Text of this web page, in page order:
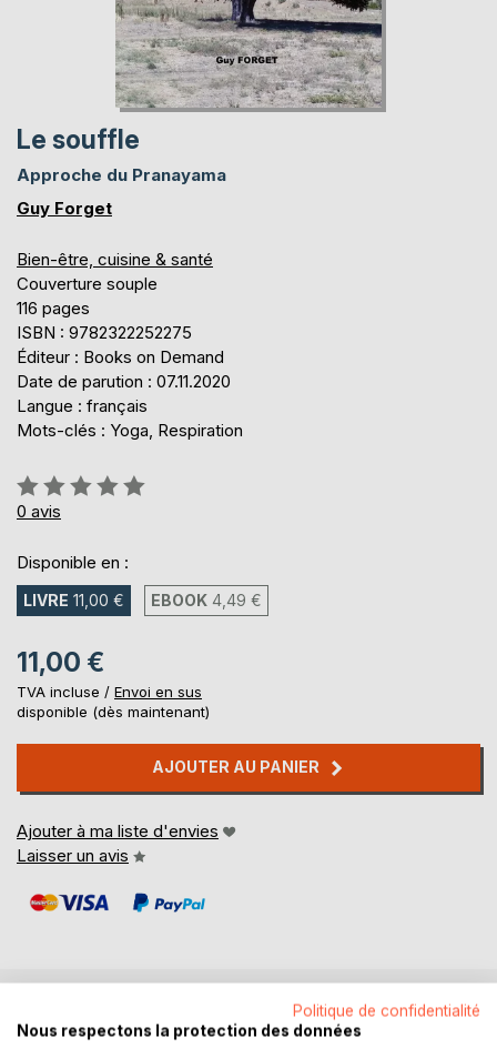
Le souffle
Approche du Pranayama
Guy Forget
Bien-être, cuisine & santé
Couverture souple
116 pages
ISBN : 9782322252275
Éditeur : Books on Demand
Date de parution : 07.11.2020
Langue : français
Mots-clés : Yoga, Respiration
Évaluation:
0%
0 avis
Disponible en :
LIVRE 11,00 € EBOOK 4,49 €
11,00 €
TVA incluse / Envoi en sus
disponible (dès maintenant)
AJOUTER AU PANIER
Ajouter à ma liste d'envies
Laisser un avis
DESCRIPTION
Politique de confidentialité
Nous respectons la protection des données